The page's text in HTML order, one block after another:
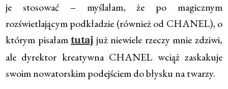
je stosować – myślałam, że po magicznym
rozświetlającym podkładzie (również od CHANEL), o
którym pisałamtutaj już niewiele rzeczy mnie zdziwi,
ale dyrektor kreatywna CHANEL wciąż zaskakuje
swoim nowatorskim podejściem do błysku na twarzy.